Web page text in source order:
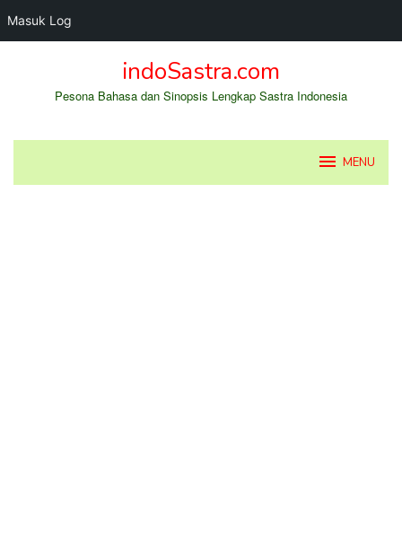
Masuk Log
indoSastra.com
Pesona Bahasa dan Sinopsis Lengkap Sastra Indonesia
MENU